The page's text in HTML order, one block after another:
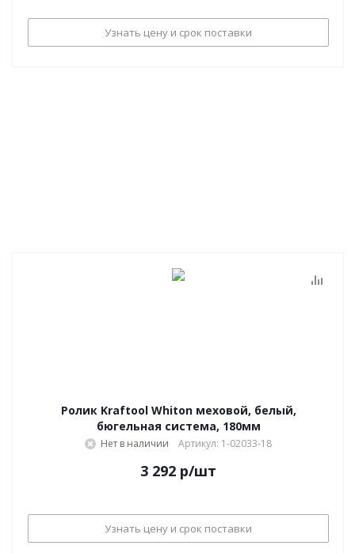
Узнать цену и срок поставки
Ролик Kraftool Whiton меховой, белый,
бюгельная система, 180мм
Нет в наличии Артикул: 1-02033-18
3 292 р/шт
Узнать цену и срок поставки